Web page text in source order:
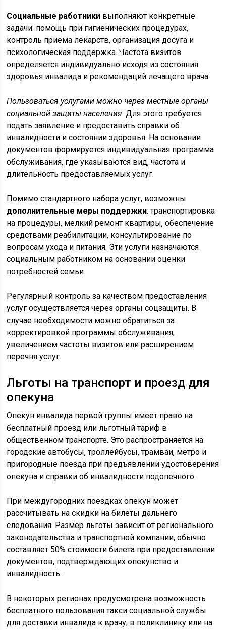
Социальные работники выполняют конкретные
задачи: помощь при гигиенических процедурах,
контроль приема лекарств, организация досуга и
психологическая поддержка. Частота визитов
определяется индивидуально исходя из состояния
здоровья инвалида и рекомендаций лечащего врача.
Пользоваться услугами можно через местные органы
социальной защиты населения. Для этого требуется
подать заявление и предоставить справки об
инвалидности и состоянии здоровья. На основании
документов формируется индивидуальная программа
обслуживания, где указываются вид, частота и
длительность предоставляемых услуг.
Помимо стандартного набора услуг, возможны
дополнительные меры поддержки: транспортировка
на процедуры, мелкий ремонт квартиры, обеспечение
средствами реабилитации, консультирование по
вопросам ухода и питания. Эти услуги назначаются
социальным работником на основании оценки
потребностей семьи.
Регулярный контроль за качеством предоставления
услуг осуществляется через органы соцзащиты. В
случае необходимости можно обратиться за
корректировкой программы обслуживания,
увеличением частоты визитов или расширением
перечня услуг.
Льготы на транспорт и проезд для
опекуна
Опекун инвалида первой группы имеет право на
бесплатный проезд или льготный тариф в
общественном транспорте. Это распространяется на
городские автобусы, троллейбусы, трамваи, метро и
пригородные поезда при предъявлении удостоверения
опекуна и справки об инвалидности подопечного.
При междугородних поездках опекун может
рассчитывать на скидки на билеты дальнего
следования. Размер льготы зависит от регионального
законодательства и транспортной компании, обычно
составляет 50% стоимости билета при предоставлении
документов, подтверждающих опекунство и
инвалидность.
В некоторых регионах предусмотрена возможность
бесплатного пользования такси социальной службы
для доставки инвалида к врачу, в поликлинику или на